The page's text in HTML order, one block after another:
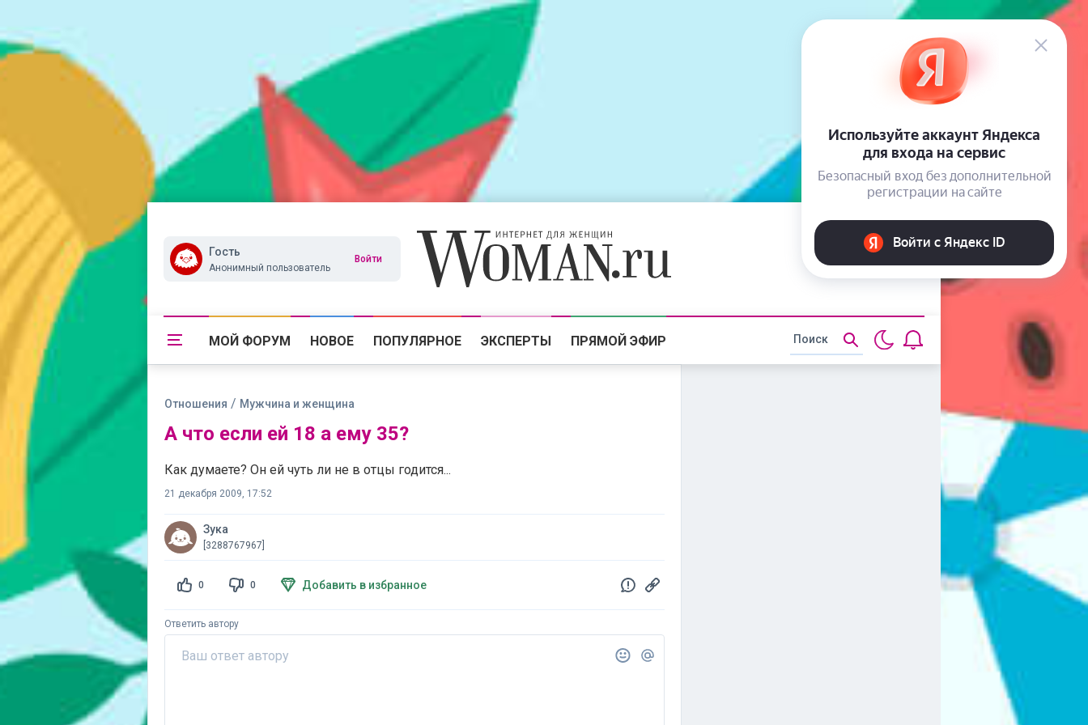
Гость
Анонимный пользователь
Войти
МОЙ ФОРУМ НОВОЕ ПОПУЛЯРНОЕ ЭКСПЕРТЫ ПРЯМОЙ ЭФИР
Отношения / Мужчина и женщина
А что если ей 18 а ему 35?
Как думаете? Он ей чуть ли не в отцы годится...
21 декабря 2009, 17:52
Зука
[3288767967]
0 0 Добавить в избранное
Ответить автору